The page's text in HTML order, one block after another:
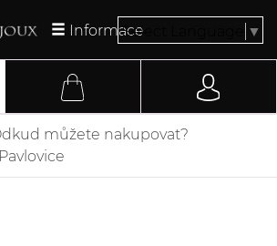
InformaceSelect Language ▼
můžete nakupovat?